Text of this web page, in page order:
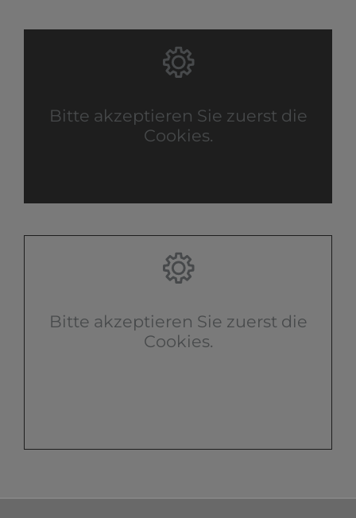
Bitte akzeptieren Sie zuerst die
Cookies.
Bitte akzeptieren Sie zuerst die
Cookies.